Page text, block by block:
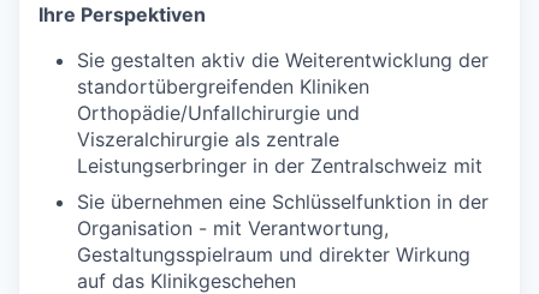
Ihre Perspektiven
Sie gestalten aktiv die Weiterentwicklung der
standortübergreifenden Kliniken
Orthopädie/Unfallchirurgie und
Viszeralchirurgie als zentrale
Leistungserbringer in der Zentralschweiz mit
Sie übernehmen eine Schlüsselfunktion in der
Organisation - mit Verantwortung,
Gestaltungsspielraum und direkter Wirkung
auf das Klinikgeschehen